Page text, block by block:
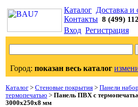
Каталог Доставка и
Контакты 8 (499)
Вход Регистрация
Город: показан весь каталог
Каталог > Стеновые покрытия > Панели
термопечатью > Панель ПВХ с
3000x250x8 мм